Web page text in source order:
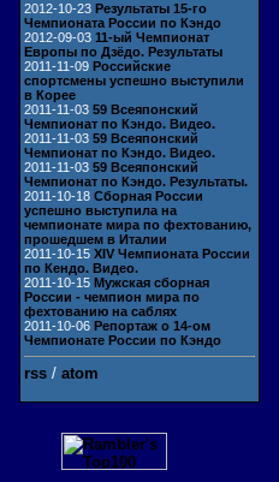
2012-10-23 Результаты 15-го
Чемпионата России по Кэндо
2012-09-03 11-ый Чемпионат
Европы по Дзёдо. Результаты
2011-11-09 Российские
спортсмены успешно выступили
в Корее
2011-11-03 59 Всеяпонский
Чемпионат по Кэндо. Видео.
2011-11-03 59 Всеяпонский
Чемпионат по Кэндо. Видео.
2011-11-03 59 Всеяпонский
Чемпионат по Кэндо. Результаты.
2011-10-18 Сборная России
успешно выступила на
чемпионате мира по фехтованию,
прошедшем в Италии
2011-10-15 XIV Чемпионата России
по Кендо. Видео.
2011-10-15 Мужская сборная
России - чемпион мира по
фехтованию на саблях
2011-10-06 Репортаж о 14-ом
Чемпионате России по Кэндо
rss / atom